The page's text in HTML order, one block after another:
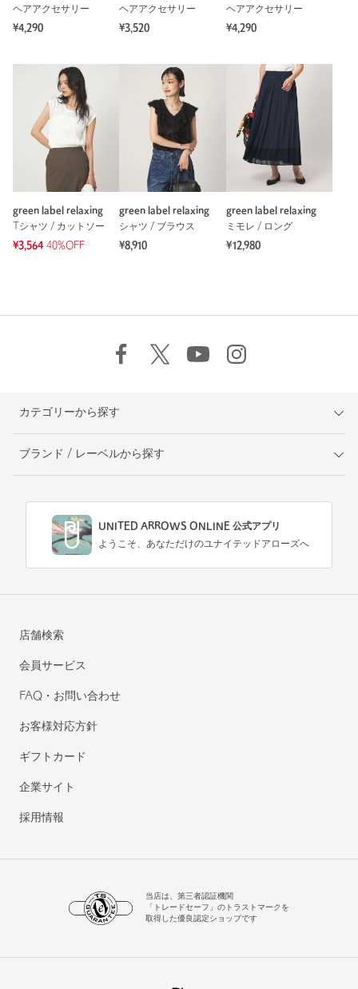
ヘアアクセサリー
¥4,290
ヘアアクセサリー
¥3,520
ヘアアクセサリー
¥4,290
green label relaxing
Tシャツ / カットソー
¥3,564 40%OFF
green label relaxing
シャツ / ブラウス
¥8,910
green label relaxing
ミモレ / ロング
¥12,980
カテゴリーから探す
ブランド / レーベルから探す
UNITED ARROWS ONLINE 公式アプリ
ようこそ、あなただけのユナイテッドアローズへ
店舗検索
会員サービス
FAQ・お問い合わせ
お客様対応方針
ギフトカード
企業サイト
採用情報
当店は、第三者認証機関
「トレードセーフ」のトラストマークを
取得した優良認定ショップです